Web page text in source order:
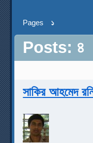
Pages ১
Posts: ৪
সাকির আহমেদ